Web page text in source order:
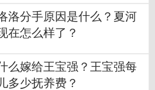
洛分手原因是什么？夏河
在怎么样了？
么嫁给王宝强？王宝强每
多少抚养费？